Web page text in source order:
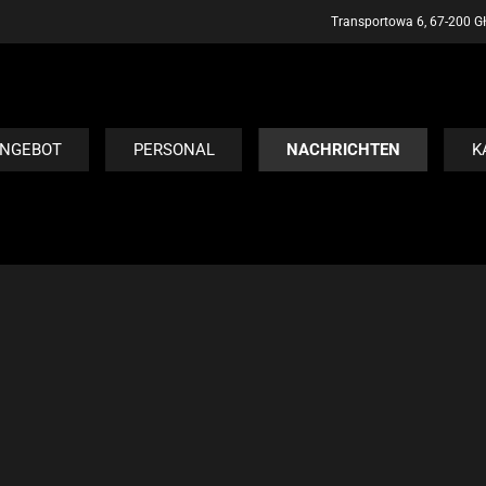
Transportowa 6, 67-200
PERSONAL NACHRICHTEN